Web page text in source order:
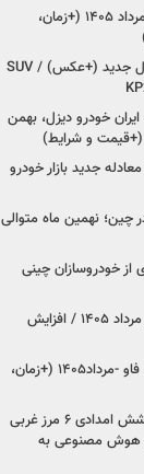
شروع فروش کوییک S سایپا -مرداد ۱۴۰۵ (+زمان،
کرمان موتور به دنبال ۲ محصول جدید (+عکس) / SUV
خودرو دیزل، بهمن
جدید بازار خودرو
در چین؛ نهمین ماه متوالی
از خودروسازان چینی
اعلام قیمت جدید پارس نوا در مرداد ۱۴۰۵ / افزایش
شروع فروش کشنده و کامیون فاو -مرداد۱۴۰۵ (+زمان،
مدیرعامل امدادخودروسایپا: پوشش امدادی ۶ مرز غربی
/ «یارا» و هوش مصنوعی به